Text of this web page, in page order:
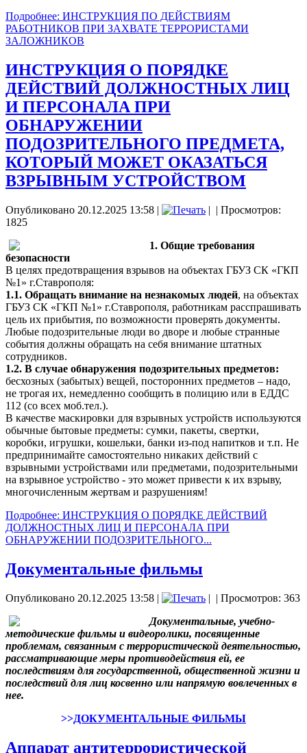
Подробнее: ИНСТРУКЦИЯ ПО ДЕЙСТВИЯМ
РАБОТНИКОВ ПРИ ЗАХВАТЕ ТЕРРОРИСТАМИ
ЗАЛОЖНИКОВ
ИНСТРУКЦИЯ О ПОРЯДКЕ
ДЕЙСТВИЙ ДОЛЖНОСТНЫХ ЛИЦ
И ПЕРСОНАЛА ПРИ
ОБНАРУЖЕНИИ
ПОДОЗРИТЕЛЬНОГО ПРЕДМЕТА,
КОТОРЫЙ МОЖЕТ ОКАЗАТЬСЯ
ВЗРЫВНЫМ УСТРОЙСТВОМ
Опубликовано 20.12.2025 13:58 | | | Просмотров:
1825
1. Общие требования
безопасности
В целях предотвращения взрывов на объектах ГБУЗ СК «ГКП
№1» г.Ставрополя:
1.1. Обращать внимание на незнакомых людей, на объектах
ГБУЗ СК «ГКП №1» г.Ставрополя, работникам расспрашивать
цель их прибытия, по возможности проверять документы.
Любые подозрительные люди во дворе и любые странные
события должны обращать на себя внимание штатных
сотрудников.
1.2. В случае обнаружения подозрительных предметов:
бесхозных (забытых) вещей, посторонних предметов – надо,
не трогая их, немедленно сообщить в полицию или в ЕДДС
112 (со всех моб.тел.).
В качестве маскировки для взрывных устройств используются
обычные бытовые предметы: сумки, пакеты, свертки,
коробки, игрушки, кошельки, банки из-под напитков и т.п. Не
предпринимайте самостоятельно никаких действий с
взрывными устройствами или предметами, подозрительными
на взрывное устройство - это может привести к их взрыву,
многочисленным жертвам и разрушениям!
Подробнее: ИНСТРУКЦИЯ О ПОРЯДКЕ ДЕЙСТВИЙ
ДОЛЖНОСТНЫХ ЛИЦ И ПЕРСОНАЛА ПРИ
ОБНАРУЖЕНИИ ПОДОЗРИТЕЛЬНОГО...
Документальные фильмы
Опубликовано 20.12.2025 13:58 | | | Просмотров: 363
Документальные, учебно-
методические фильмы и видеоролики, посвященные
проблемам, связанным с террористической деятельностью,
рассматривающие меры противодействия ей, ее
последствиям для государственной, общественной жизни и
последствий для лиц косвенно или напрямую вовлеченных в
нее.
>>ДОКУМЕНТАЛЬНЫЕ ФИЛЬМЫ
Аппарат антитеррористической